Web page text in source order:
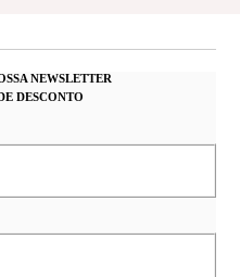
NEWSLETTER
DESCONTO